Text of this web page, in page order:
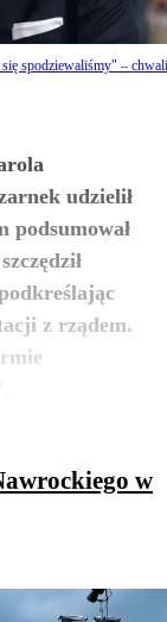
spodziewaliśmy" – chwali
udzielił
podsumował
z rządem.
w